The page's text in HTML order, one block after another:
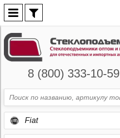
8 (800) 333-10-59
Fiat